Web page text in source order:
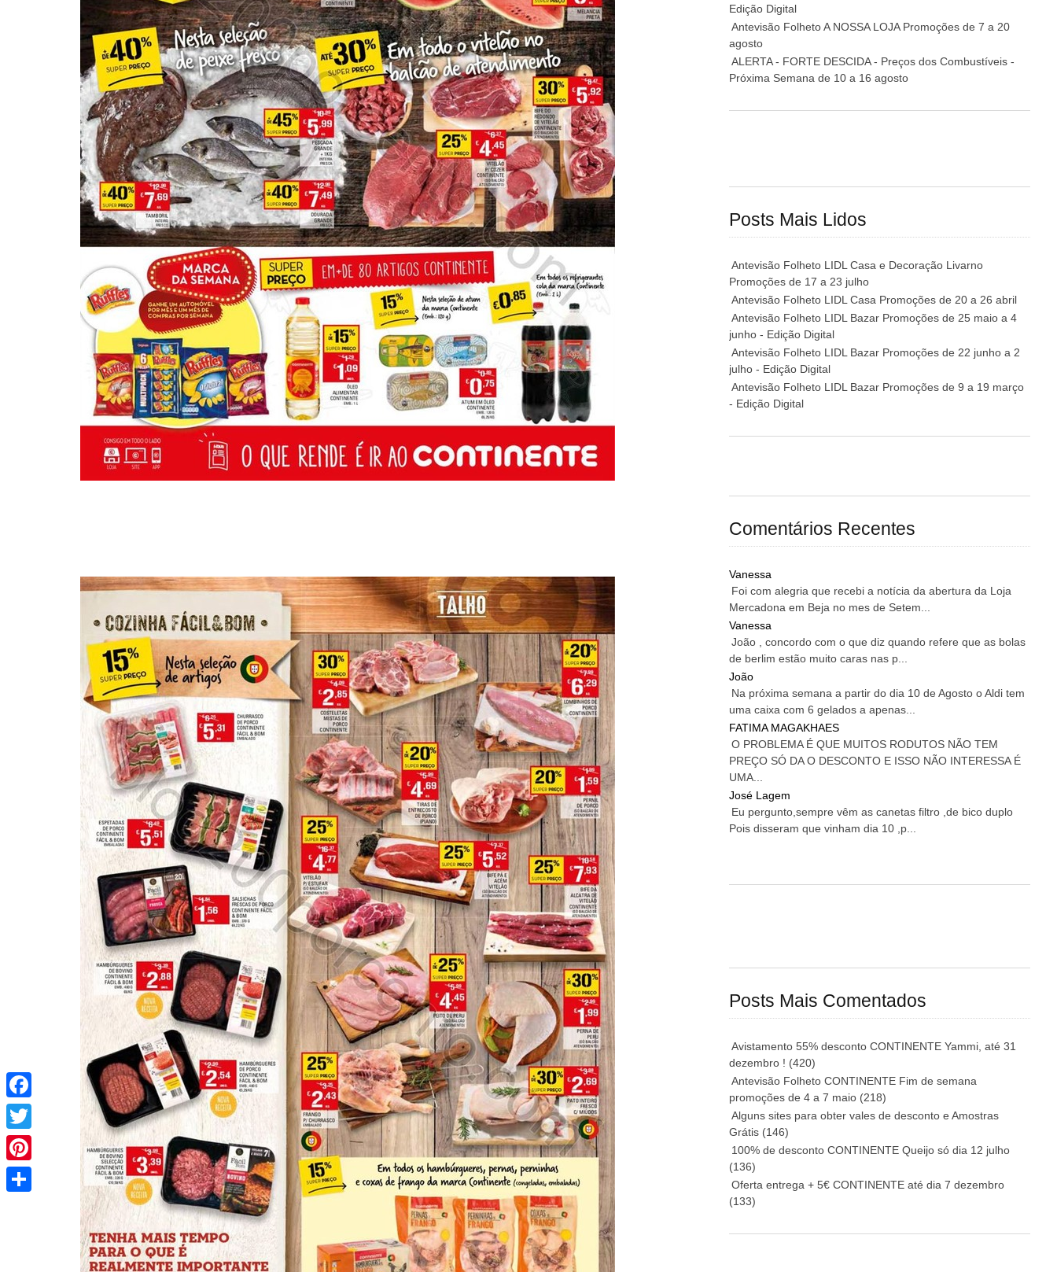
Edição Digital
Antevisão Folheto A NOSSA LOJA Promoções de 7 a 20
agosto
ALERTA - FORTE DESCIDA - Preços dos Combustíveis -
Próxima Semana de 10 a 16 agosto
Posts Mais Lidos
Antevisão Folheto LIDL Casa e Decoração Livarno
Promoções de 17 a 23 julho
Antevisão Folheto LIDL Casa Promoções de 20 a 26 abril
Antevisão Folheto LIDL Bazar Promoções de 25 maio a 4
junho - Edição Digital
Antevisão Folheto LIDL Bazar Promoções de 22 junho a 2
julho - Edição Digital
Antevisão Folheto LIDL Bazar Promoções de 9 a 19 março
- Edição Digital
Comentários Recentes
Vanessa
Foi com alegria que recebi a notícia da abertura da Loja
Mercadona em Beja no mes de Setem...
Vanessa
João , concordo com o que diz quando refere que as bolas
de berlim estão muito caras nas p...
João
Na próxima semana a partir do dia 10 de Agosto o Aldi tem
uma caixa com 6 gelados a apenas...
FATIMA MAGAKHAES
O PROBLEMA É QUE MUITOS RODUTOS NÃO TEM
PREÇO SÓ DA O DESCONTO E ISSO NÃO INTERESSA É
UMA...
José Lagem
Eu pergunto,sempre vêm as canetas filtro ,de bico duplo
Pois disseram que vinham dia 10 ,p...
Posts Mais Comentados
Avistamento 55% desconto CONTINENTE Yammi, até 31
dezembro ! (420)
Antevisão Folheto CONTINENTE Fim de semana
promoções de 4 a 7 maio (218)
Alguns sites para obter vales de desconto e Amostras
Grátis (146)
100% de desconto CONTINENTE Queijo só dia 12 julho
(136)
Oferta entrega + 5€ CONTINENTE até dia 7 dezembro
(133)